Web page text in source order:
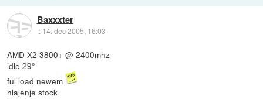
Baxxxter
:: 14. dec 2005, 16:03
AMD X2 3800+ @ 2400mhz
idle 29°
ful load newem
hlajenje stock